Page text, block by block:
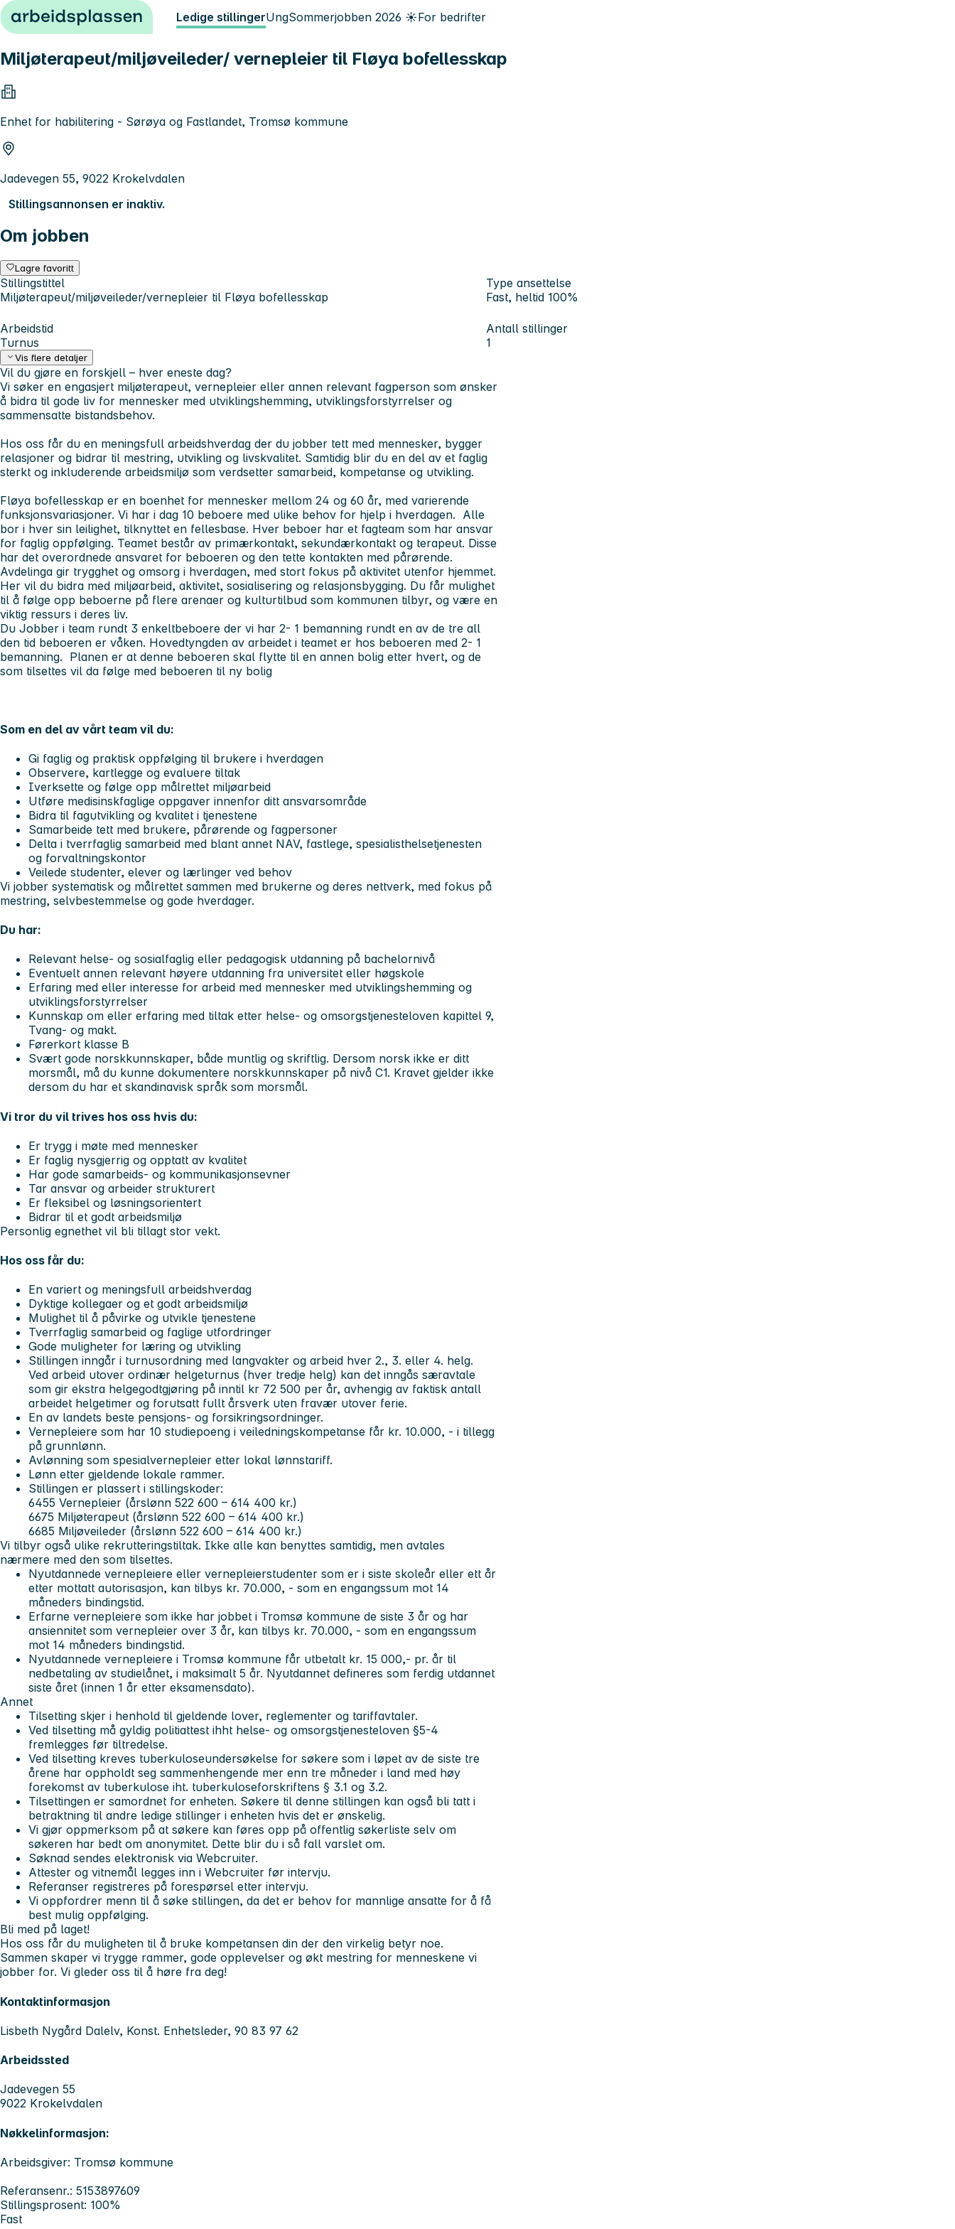
Hopp til innhold Ledige stillingerUngSommerjobben 2026 ☀️For bedrifter
Miljøterapeut/miljøveileder/ vernepleier til Fløya bofellesskap
Enhet for habilitering - Sørøya og Fastlandet, Tromsø kommune
Jadevegen 55, 9022 Krokelvdalen
Stillingsannonsen er inaktiv.
Om jobben
Lagre favoritt
Stillingstittel
Miljøterapeut/miljøveileder/vernepleier til Fløya bofellesskap
Type ansettelse
Fast, heltid 100%
Arbeidstid
Turnus
Antall stillinger
1
Vis flere detaljer
Vil du gjøre en forskjell – hver eneste dag?
Vi søker en engasjert miljøterapeut, vernepleier eller annen relevant fagperson som ønsker
å bidra til gode liv for mennesker med utviklingshemming, utviklingsforstyrrelser og
sammensatte bistandsbehov.
Hos oss får du en meningsfull arbeidshverdag der du jobber tett med mennesker, bygger
relasjoner og bidrar til mestring, utvikling og livskvalitet. Samtidig blir du en del av et faglig
sterkt og inkluderende arbeidsmiljø som verdsetter samarbeid, kompetanse og utvikling.
Fløya bofellesskap er en boenhet for mennesker mellom 24 og 60 år, med varierende
funksjonsvariasjoner. Vi har i dag 10 beboere med ulike behov for hjelp i hverdagen. Alle
bor i hver sin leilighet, tilknyttet en fellesbase. Hver beboer har et fagteam som har ansvar
for faglig oppfølging. Teamet består av primærkontakt, sekundærkontakt og terapeut. Disse
har det overordnede ansvaret for beboeren og den tette kontakten med pårørende.
Avdelinga gir trygghet og omsorg i hverdagen, med stort fokus på aktivitet utenfor hjemmet.
Her vil du bidra med miljøarbeid, aktivitet, sosialisering og relasjonsbygging. Du får mulighet
til å følge opp beboerne på flere arenaer og kulturtilbud som kommunen tilbyr, og være en
viktig ressurs i deres liv.
Du Jobber i team rundt 3 enkeltbeboere der vi har 2- 1 bemanning rundt en av de tre all
den tid beboeren er våken. Hovedtyngden av arbeidet i teamet er hos beboeren med 2- 1
bemanning. Planen er at denne beboeren skal flytte til en annen bolig etter hvert, og de
som tilsettes vil da følge med beboeren til ny bolig
Som en del av vårt team vil du:
Gi faglig og praktisk oppfølging til brukere i hverdagen
Observere, kartlegge og evaluere tiltak
Iverksette og følge opp målrettet miljøarbeid
Utføre medisinskfaglige oppgaver innenfor ditt ansvarsområde
Bidra til fagutvikling og kvalitet i tjenestene
Samarbeide tett med brukere, pårørende og fagpersoner
Delta i tverrfaglig samarbeid med blant annet NAV, fastlege, spesialisthelsetjenesten
og forvaltningskontor
Veilede studenter, elever og lærlinger ved behov
Vi jobber systematisk og målrettet sammen med brukerne og deres nettverk, med fokus på
mestring, selvbestemmelse og gode hverdager.
Du har:
Relevant helse- og sosialfaglig eller pedagogisk utdanning på bachelornivå
Eventuelt annen relevant høyere utdanning fra universitet eller høgskole
Erfaring med eller interesse for arbeid med mennesker med utviklingshemming og
utviklingsforstyrrelser
Kunnskap om eller erfaring med tiltak etter helse- og omsorgstjenesteloven kapittel 9,
Tvang- og makt.
Førerkort klasse B
Svært gode norskkunnskaper, både muntlig og skriftlig. Dersom norsk ikke er ditt
morsmål, må du kunne dokumentere norskkunnskaper på nivå C1. Kravet gjelder ikke
dersom du har et skandinavisk språk som morsmål.
Vi tror du vil trives hos oss hvis du:
Er trygg i møte med mennesker
Er faglig nysgjerrig og opptatt av kvalitet
Har gode samarbeids- og kommunikasjonsevner
Tar ansvar og arbeider strukturert
Er fleksibel og løsningsorientert
Bidrar til et godt arbeidsmiljø
Personlig egnethet vil bli tillagt stor vekt.
Hos oss får du:
En variert og meningsfull arbeidshverdag
Dyktige kollegaer og et godt arbeidsmiljø
Mulighet til å påvirke og utvikle tjenestene
Tverrfaglig samarbeid og faglige utfordringer
Gode muligheter for læring og utvikling
Stillingen inngår i turnusordning med langvakter og arbeid hver 2., 3. eller 4. helg.
Ved arbeid utover ordinær helgeturnus (hver tredje helg) kan det inngås særavtale
som gir ekstra helgegodtgjøring på inntil kr 72 500 per år, avhengig av faktisk antall
arbeidet helgetimer og forutsatt fullt årsverk uten fravær utover ferie.
En av landets beste pensjons- og forsikringsordninger.
Vernepleiere som har 10 studiepoeng i veiledningskompetanse får kr. 10.000, - i tillegg
på grunnlønn.
Avlønning som spesialvernepleier etter lokal lønnstariff.
Lønn etter gjeldende lokale rammer.
Stillingen er plassert i stillingskoder:
6455 Vernepleier (årslønn 522 600 – 614 400 kr.)
6675 Miljøterapeut (årslønn 522 600 – 614 400 kr.)
6685 Miljøveileder (årslønn 522 600 – 614 400 kr.)
Vi tilbyr også ulike rekrutteringstiltak. Ikke alle kan benyttes samtidig, men avtales
nærmere med den som tilsettes.
Nyutdannede vernepleiere eller vernepleierstudenter som er i siste skoleår eller ett år
etter mottatt autorisasjon, kan tilbys kr. 70.000, - som en engangssum mot 14
måneders bindingstid.
Erfarne vernepleiere som ikke har jobbet i Tromsø kommune de siste 3 år og har
ansiennitet som vernepleier over 3 år, kan tilbys kr. 70.000, - som en engangssum
mot 14 måneders bindingstid.
Nyutdannede vernepleiere i Tromsø kommune får utbetalt kr. 15 000,- pr. år til
nedbetaling av studielånet, i maksimalt 5 år. Nyutdannet defineres som ferdig utdannet
siste året (innen 1 år etter eksamensdato).
Annet
Tilsetting skjer i henhold til gjeldende lover, reglementer og tariffavtaler.
Ved tilsetting må gyldig politiattest ihht helse- og omsorgstjenesteloven §5-4
fremlegges før tiltredelse.
Ved tilsetting kreves tuberkuloseundersøkelse for søkere som i løpet av de siste tre
årene har oppholdt seg sammenhengende mer enn tre måneder i land med høy
forekomst av tuberkulose iht. tuberkuloseforskriftens § 3.1 og 3.2.
Tilsettingen er samordnet for enheten. Søkere til denne stillingen kan også bli tatt i
betraktning til andre ledige stillinger i enheten hvis det er ønskelig.
Vi gjør oppmerksom på at søkere kan føres opp på offentlig søkerliste selv om
søkeren har bedt om anonymitet. Dette blir du i så fall varslet om.
Søknad sendes elektronisk via Webcruiter.
Attester og vitnemål legges inn i Webcruiter før intervju.
Referanser registreres på forespørsel etter intervju.
Vi oppfordrer menn til å søke stillingen, da det er behov for mannlige ansatte for å få
best mulig oppfølging.
Bli med på laget!
Hos oss får du muligheten til å bruke kompetansen din der den virkelig betyr noe.
Sammen skaper vi trygge rammer, gode opplevelser og økt mestring for menneskene vi
jobber for. Vi gleder oss til å høre fra deg!
Kontaktinformasjon
Lisbeth Nygård Dalelv, Konst. Enhetsleder, 90 83 97 62
Arbeidssted
Jadevegen 55
9022 Krokelvdalen
Nøkkelinformasjon:
Arbeidsgiver: Tromsø kommune
Referansenr.: 5153897609
Stillingsprosent: 100%
Fast